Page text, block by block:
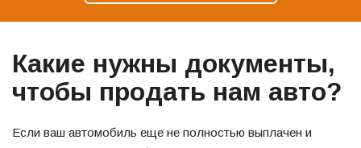
Какие нужны документы,
чтобы продать нам авто?
Если ваш автомобиль еще не полностью выплачен и